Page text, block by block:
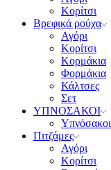
Κορίτσι
Βρεφικά ρούχα
Αγόρι
Κορίτσι
Κορμάκια
Φορμάκια
Κάλτσες
Σετ
ΥΠΝΟΣΑΚΟΙ
Υπνόσακοι
Πιτζάμες
Αγόρι
Κορίτσι